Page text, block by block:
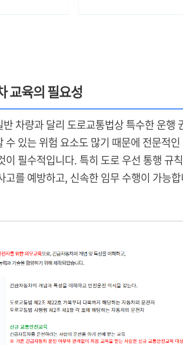
교육의 필요성
차량과 달리 도로교통법상 특수한 운행
수 있는 위험 요소도 많기 때문에 전문적
이 필수적입니다. 특히 도로 우선 통행 규
고를 예방하고, 신속한 임무 수행이 가능